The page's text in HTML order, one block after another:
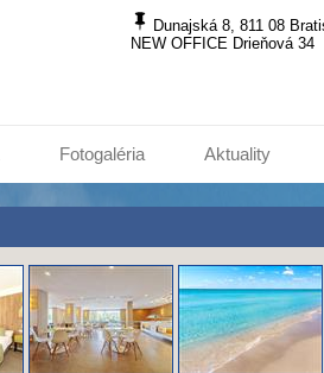
Dunajská 8, 811 08
NEW OFFICE Drieňová 34
Fotogaléria Aktuality